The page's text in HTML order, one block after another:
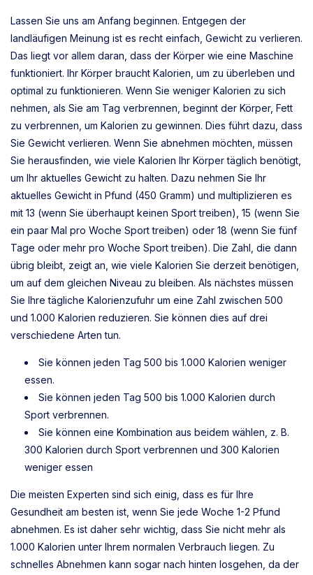
Lassen Sie uns am Anfang beginnen. Entgegen der
landläufigen Meinung ist es recht einfach, Gewicht zu verlieren.
Das liegt vor allem daran, dass der Körper wie eine Maschine
funktioniert. Ihr Körper braucht Kalorien, um zu überleben und
optimal zu funktionieren. Wenn Sie weniger Kalorien zu sich
nehmen, als Sie am Tag verbrennen, beginnt der Körper, Fett
zu verbrennen, um Kalorien zu gewinnen. Dies führt dazu, dass
Sie Gewicht verlieren. Wenn Sie abnehmen möchten, müssen
Sie herausfinden, wie viele Kalorien Ihr Körper täglich benötigt,
um Ihr aktuelles Gewicht zu halten. Dazu nehmen Sie Ihr
aktuelles Gewicht in Pfund (450 Gramm) und multiplizieren es
mit 13 (wenn Sie überhaupt keinen Sport treiben), 15 (wenn Sie
ein paar Mal pro Woche Sport treiben) oder 18 (wenn Sie fünf
Tage oder mehr pro Woche Sport treiben). Die Zahl, die dann
übrig bleibt, zeigt an, wie viele Kalorien Sie derzeit benötigen,
um auf dem gleichen Niveau zu bleiben. Als nächstes müssen
Sie Ihre tägliche Kalorienzufuhr um eine Zahl zwischen 500
und 1.000 Kalorien reduzieren. Sie können dies auf drei
verschiedene Arten tun.
Sie können jeden Tag 500 bis 1.000 Kalorien weniger
essen.
Sie können jeden Tag 500 bis 1.000 Kalorien durch
Sport verbrennen.
Sie können eine Kombination aus beidem wählen, z. B.
300 Kalorien durch Sport verbrennen und 300 Kalorien
weniger essen
Die meisten Experten sind sich einig, dass es für Ihre
Gesundheit am besten ist, wenn Sie jede Woche 1-2 Pfund
abnehmen. Es ist daher sehr wichtig, dass Sie nicht mehr als
1.000 Kalorien unter Ihrem normalen Verbrauch liegen. Zu
schnelles Abnehmen kann sogar nach hinten losgehen, da der